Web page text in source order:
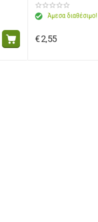
Άμεσα διαθέσιμο!
€2,55